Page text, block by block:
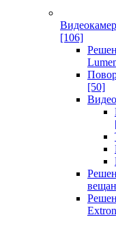
[106]
[50]
Extron